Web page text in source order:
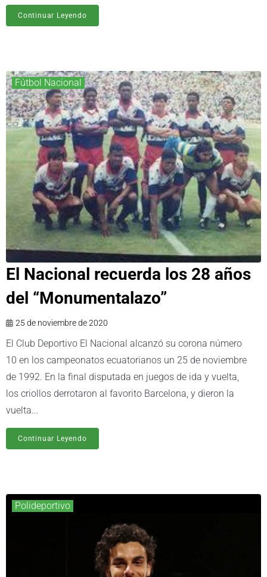
Continuar Leyendo
Fútbol Nacional
El Nacional recuerda los 28 años
del “Monumentalazo”
25 de noviembre de 2020
El Club Deportivo El Nacional alcanzó su corona número
10 en los campeonatos ecuatorianos un 25 de noviembre
de 1992. En la final disputada en juegos de ida y vuelta,
los criollos derrotaron al favorito Barcelona, y dieron la
vuelta...
Continuar Leyendo
Polideportivo